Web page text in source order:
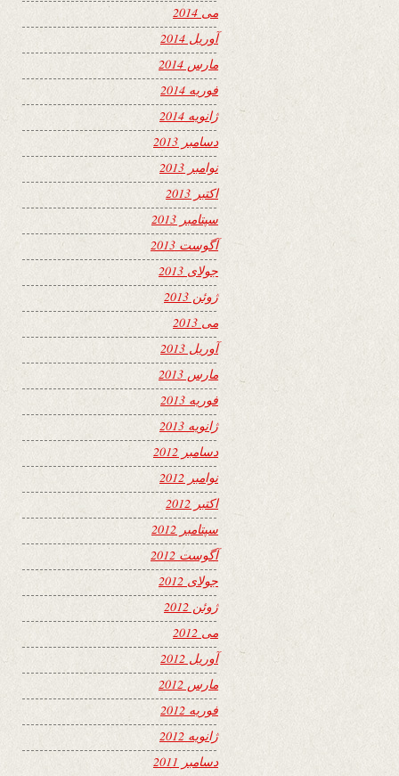
می 2014
آوریل 2014
مارس 2014
فوریه 2014
ژانویه 2014
دسامبر 2013
نوامبر 2013
اکتبر 2013
سپتامبر 2013
آگوست 2013
جولای 2013
ژوئن 2013
می 2013
آوریل 2013
مارس 2013
فوریه 2013
ژانویه 2013
دسامبر 2012
نوامبر 2012
اکتبر 2012
سپتامبر 2012
آگوست 2012
جولای 2012
ژوئن 2012
می 2012
آوریل 2012
مارس 2012
فوریه 2012
ژانویه 2012
دسامبر 2011